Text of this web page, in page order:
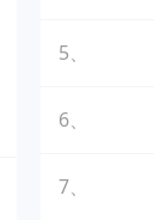
5、
6、
7、